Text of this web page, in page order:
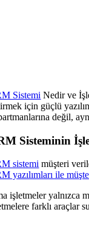
Sistemi Nedir ve
için güçlü
değil,
Sisteminin
sistemi müşteri
yazılımları ile
işletmeler yalnızca
farklı araçlar